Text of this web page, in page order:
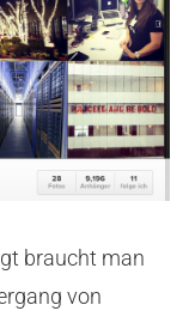
braucht man
von